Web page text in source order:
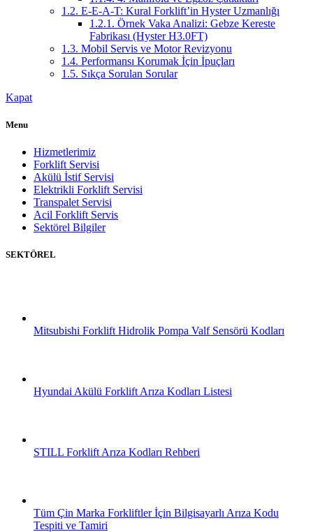
1.2. E-E-A-T: Kural Forklift’in Hyster Uzmanlığı
1.2.1. Örnek Vaka Analizi: Gebze Kereste
Fabrikası (Hyster H3.0FT)
1.3. Mobil Servis ve Motor Revizyonu
1.4. Performansı Korumak İçin İpuçları
1.5. Sıkça Sorulan Sorular
Kapat
Menu
Hizmetlerimiz
Forklift Servisi
Akülü İstif Servisi
Elektrikli Forklift Servisi
Transpalet Servisi
Acil Forklift Servis
Sektörel Bilgiler
SEKTÖREL
Mitsubishi Forklift Hidrolik Pompa Valf Sensörü Kodları
Hyundai Akülü Forklift Arıza Kodları Listesi
STILL Forklift Arıza Kodları Rehberi
Tüm Çin Marka Forkliftler İçin Bilgisayarlı Arıza Kodu
Tespiti ve Tamiri